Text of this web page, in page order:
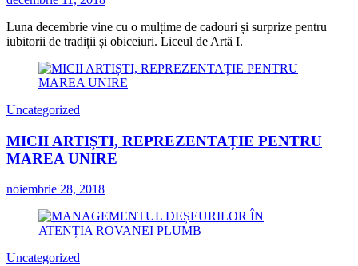
Luna decembrie vine cu o mulțime de cadouri și surprize pentru
iubitorii de tradiții și obiceiuri. Liceul de Artă I.
Uncategorized
MICII ARTIȘTI, REPREZENTAȚIE PENTRU
MAREA UNIRE
noiembrie 28, 2018
Uncategorized